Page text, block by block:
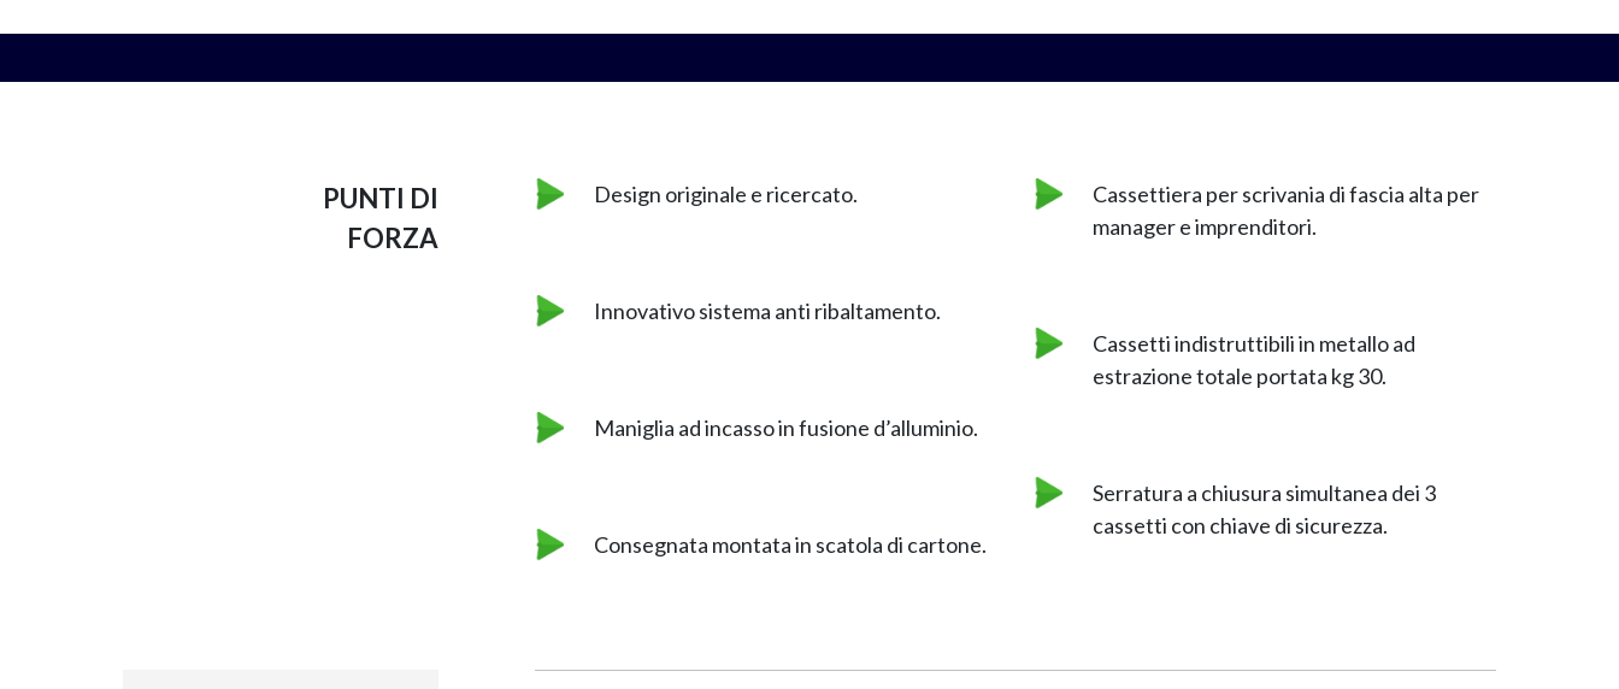
PUNTI DI
FORZA
Design originale e ricercato.
Innovativo sistema anti ribaltamento.
Maniglia ad incasso in fusione d’alluminio.
Consegnata montata in scatola di cartone.
Cassettiera per scrivania di fascia alta per
manager e imprenditori.
Cassetti indistruttibili in metallo ad
estrazione totale portata kg 30.
Serratura a chiusura simultanea dei 3
cassetti con chiave di sicurezza.